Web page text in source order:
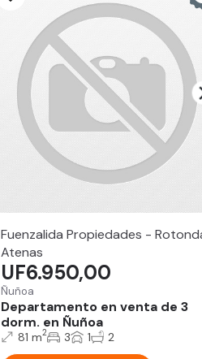
Fuenzalida Propiedades -
Atenas
Ñuñoa
Departamento en venta de 3
dorm. en Ñuñoa
UF6.950,00
81 m2 3 1 2